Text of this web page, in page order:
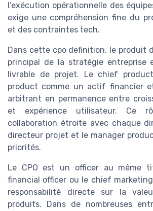
l’exécution opérationnelle des
exige une compréhension fine du
et des contraintes tech.
Dans cette cpo definition, le produit
principal de la stratégie entreprise
livrable de projet. Le chief
product comme un actif financier
arbitrant en permanence entre
et expérience utilisateur. Ce
collaboration étroite avec chaque
directeur projet et le manager
priorités.
Le CPO est un officer au même
financial officer ou le chief
responsabilité directe sur la
produits. Dans de nombreuses